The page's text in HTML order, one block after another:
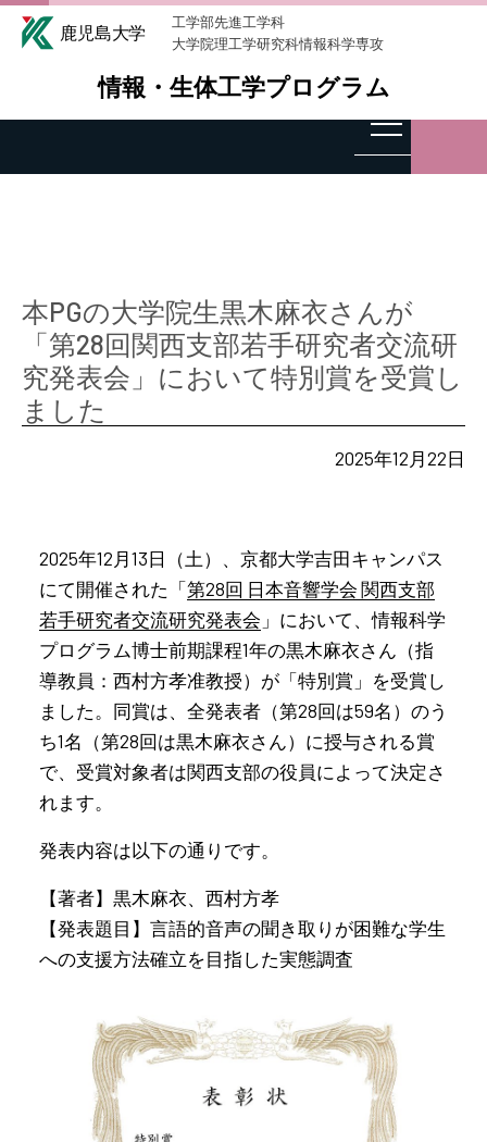
工学部先進工学科
大学院理工学研究科情報科学専攻
情報・生体工学プログラム
本PGの大学院生黒木麻衣さんが
「第28回関西支部若手研究者交流研
究発表会」において特別賞を受賞し
ました
2025年12月22日
2025年12月13日（土）、京都⼤学吉⽥キャンパス
にて開催された「第28回 ⽇本⾳響学会 関⻄⽀部
若⼿研究者交流研究発表会 」において、情報科学
プログラム博士前期課程1年の黒木麻衣さん（指
導教員：西村方孝准教授）が「特別賞」を受賞し
ました。同賞は、全発表者（第28回は59名）のう
ち1名（第28回は黒木麻衣さん）に授与される賞
で、受賞対象者は関西支部の役員によって決定さ
れます。
発表内容は以下の通りです。
【著者】黒木麻衣、西村方孝
【発表題目】言語的音声の聞き取りが困難な学生
への支援方法確立を目指した実態調査